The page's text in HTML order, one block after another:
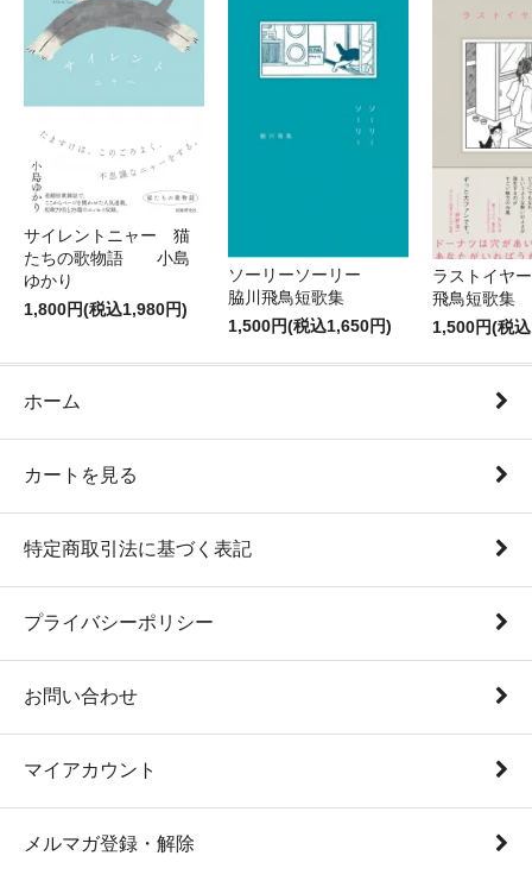
サイレントニャー 猫
たちの歌物語 小島
ゆかり
1,800円(税込1,980円)
ソーリーソーリー
脇川飛鳥短歌集
1,500円(税込1,650円)
ラストイ
飛鳥短
1,500円(税
ホーム
カートを見る
特定商取引法に基づく表記
プライバシーポリシー
お問い合わせ
マイアカウント
メルマガ登録・解除